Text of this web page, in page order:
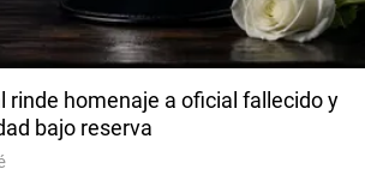
rinde homenaje a oficial fallecido y
bajo reserva